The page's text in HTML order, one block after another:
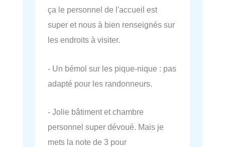
ça le personnel de l'accueil est
super et nous à bien renseignés sur
les endroits à visiter.
- Un bémol sur les pique-nique : pas
adapté pour les randonneurs.
- Jolie bâtiment et chambre
personnel super dévoué. Mais je
mets la note de 3 pour